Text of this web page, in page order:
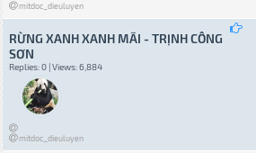
mitdoc_dieuluyen
RỪNG XANH XANH MÃI - TRỊNH CÔNG
SƠN
Replies: 0 | Views: 6,884
mitdoc_dieuluyen